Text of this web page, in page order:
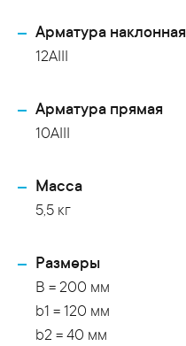
Арматура наклонная
12AIII
Арматура прямая
10AIII
Масса
5,5 кг
Размеры
B = 200 мм
b1 = 120 мм
b2 = 40 мм